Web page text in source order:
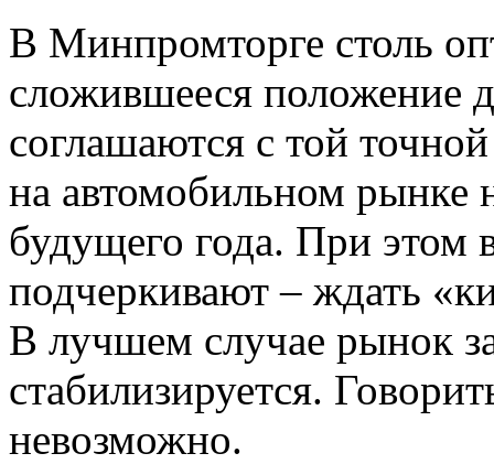
В Минпромторге столь
сложившееся положение
соглашаются с той
на автомобильном рынке
будущего года. При этом
подчеркивают – ждать
В лучшем случае рынок
стабилизируется.
невозможно.